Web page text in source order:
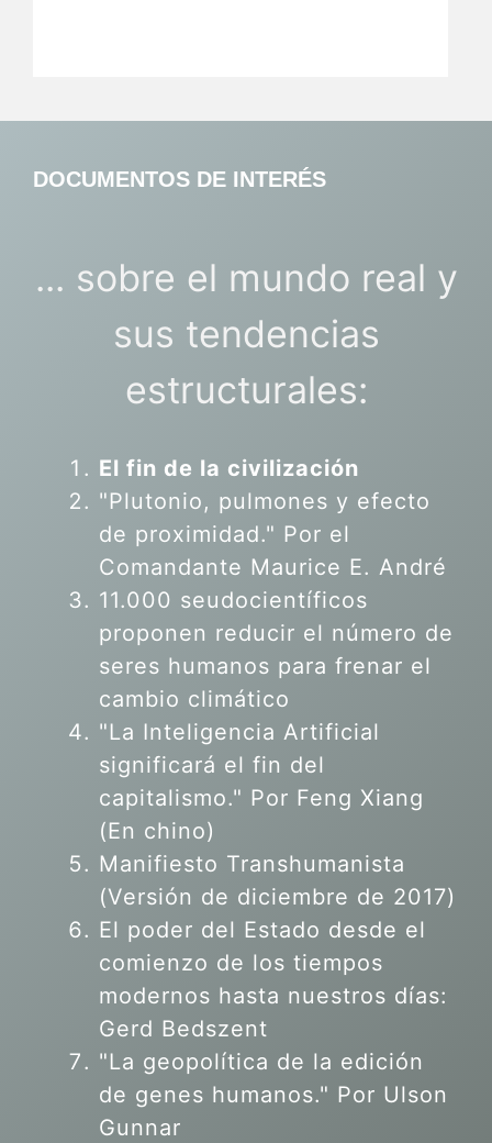
DOCUMENTOS DE INTERÉS
... sobre el mundo real y
sus tendencias
estructurales:
El fin de la civilización
"Plutonio, pulmones y efecto
de proximidad." Por el
Comandante Maurice E. André
11.000 seudocientíficos
proponen reducir el número de
seres humanos para frenar el
cambio climático
"La Inteligencia Artificial
significará el fin del
capitalismo." Por Feng Xiang
(En chino)
Manifiesto Transhumanista
(Versión de diciembre de 2017)
El poder del Estado desde el
comienzo de los tiempos
modernos hasta nuestros días:
Gerd Bedszent
"La geopolítica de la edición
de genes humanos." Por Ulson
Gunnar